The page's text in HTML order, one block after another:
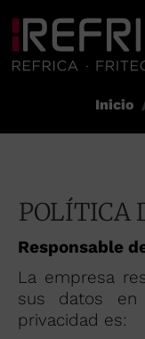
Estás
Inicio
POLÍTICA
Responsable
La empresa
sus datos
privacidad es: